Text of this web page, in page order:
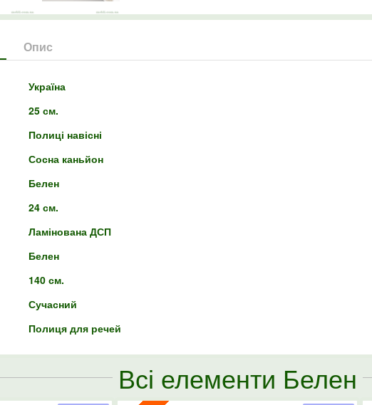
Опис
Україна
25 см.
Полиці навісні
Сосна каньйон
Белен
24 см.
Ламінована ДСП
Белен
140 см.
Сучасний
Полиця для речей
Всі елементи Белен